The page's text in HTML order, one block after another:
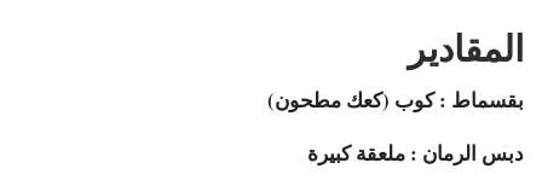
المقادير
بقسماط : كوب (كعك مطحون)
دبس الرمان : ملعقة كبيرة